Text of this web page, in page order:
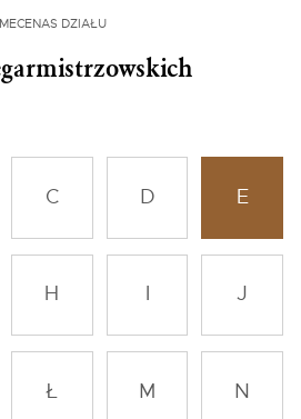
MECENAS DZIAŁU
C D E
H J
Ł M N